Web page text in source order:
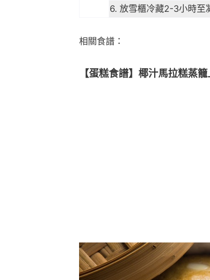
6. 放雪櫃冷藏2-3小時至
相關食譜：
【蛋糕食譜】椰汁馬拉糕蒸